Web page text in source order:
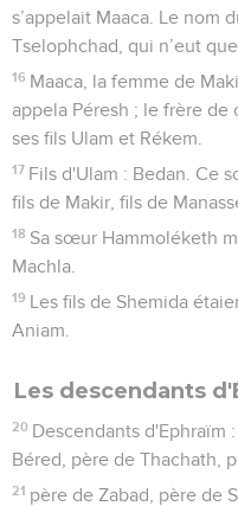
s’appelait Maaca. Le nom
Tselophchad, qui n’eut
16 Maaca, la femme de
appela Péresh ; le frère de
ses fils Ulam et Rékem.
17 Fils d'Ulam : Bedan. Ce
fils de Makir, fils de
18 Sa sœur Hammoléketh
Machla.
19 Les fils de Shemida
Aniam.
Les descendants
20 Descendants d'Ephraïm
Béred, père de Thachath,
21 père de Zabad, père de